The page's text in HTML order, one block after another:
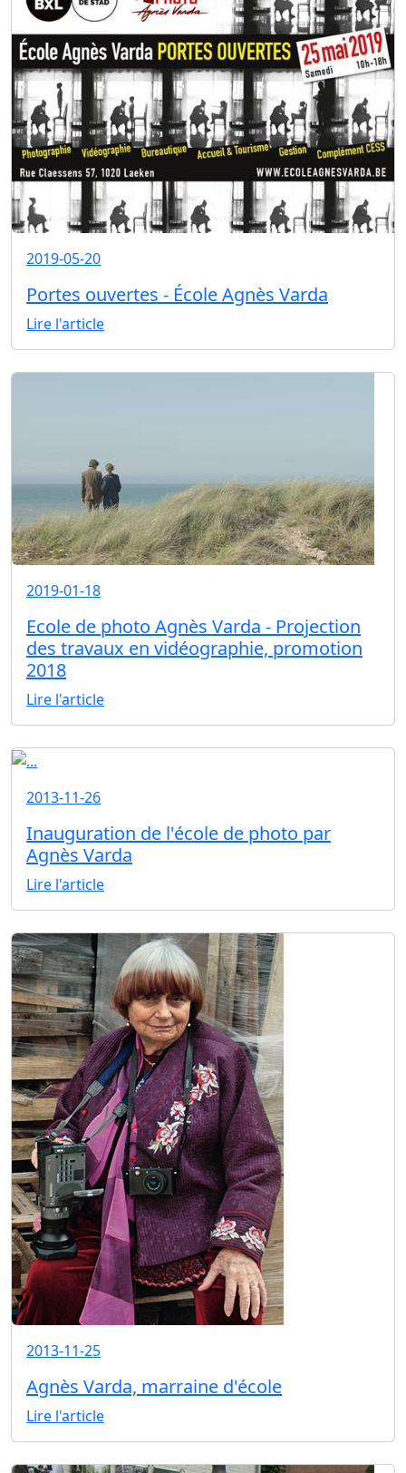
2019-05-20
Portes ouvertes - École Agnès Varda
Lire l'article
2019-01-18
Ecole de photo Agnès Varda - Projection
des travaux en vidéographie, promotion
2018
Lire l'article
2013-11-26
Inauguration de l'école de photo par
Agnès Varda
Lire l'article
2013-11-25
Agnès Varda, marraine d'école
Lire l'article